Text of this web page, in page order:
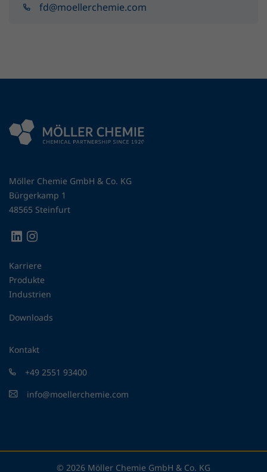
fd@moellerchemie.com
Möller Chemie GmbH & Co. KG
Bürgerkamp 1
48565 Steinfurt
Karriere
Produkte
Industrien
Downloads
Kontakt
+49 2551 93400
info@moellerchemie.com
© 2026 Möller Chemie GmbH & Co. KG